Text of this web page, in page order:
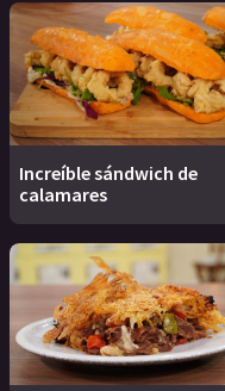
Increíble sándwich de
calamares